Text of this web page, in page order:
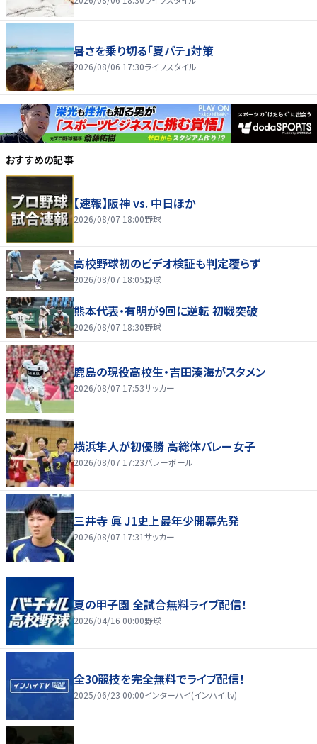
暑さを乗り切る「夏バテ」対策
2026/08/06 17:30ライフスタイル
おすすめの記事
【速報】阪神 vs. 中日ほか
2026/08/07 18:00野球
高校野球初のビデオ検証も判定覆らず
2026/08/07 18:05野球
熊本代表・有明が9回に逆転 初戦突破
2026/08/07 18:30野球
鹿島の現役高校生・吉田湊海がスタメン
2026/08/07 17:53サッカー
横浜隼人が初優勝 高総体バレー女子
2026/08/07 17:23バレーボール
三井寺 眞 J1史上最年少開幕先発
2026/08/07 17:31サッカー
夏の甲子園 全試合無料ライブ配信！
2026/04/16 00:00野球
全30競技を完全無料でライブ配信！
2025/06/23 00:00インターハイ(インハイ.tv)